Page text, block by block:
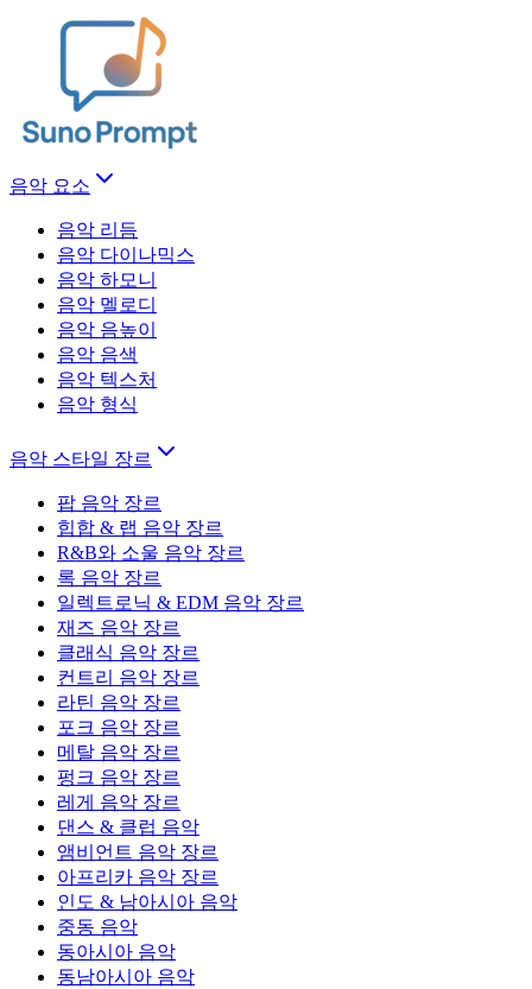
음악 요소
음악 리듬
음악 다이나믹스
음악 하모니
음악 멜로디
음악 음높이
음악 음색
음악 텍스처
음악 형식
음악 스타일 장르
팝 음악 장르
힙합 & 랩 음악 장르
R&B와 소울 음악 장르
록 음악 장르
일렉트로닉 & EDM 음악 장르
재즈 음악 장르
클래식 음악 장르
컨트리 음악 장르
라틴 음악 장르
포크 음악 장르
메탈 음악 장르
펑크 음악 장르
레게 음악 장르
댄스 & 클럽 음악
앰비언트 음악 장르
아프리카 음악 장르
인도 & 남아시아 음악
중동 음악
동아시아 음악
동남아시아 음악